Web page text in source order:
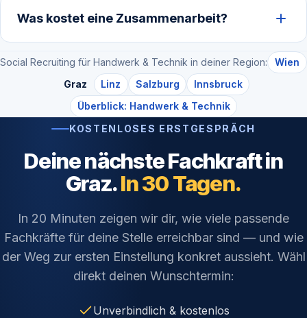
Was kostet eine Zusammenarbeit?
Social Recruiting für Handwerk & Technik in deiner Region:
Wien
Graz
Linz Salzburg
Innsbruck
Überblick: Handwerk & Technik
KOSTENLOSES ERSTGESPRÄCH
Deine nächste Fachkraft in
Graz.In 30 Tagen.
In 20 Minuten zeigen wir dir, wie viele passende
Fachkräfte für deine Stelle erreichbar sind — und wie
der Weg zur ersten Einstellung konkret aussieht. Wähl
direkt deinen Wunschtermin:
Unverbindlich & kostenlos